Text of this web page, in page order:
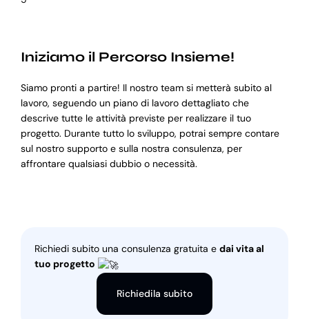
Iniziamo il Percorso Insieme!
Siamo pronti a partire! Il nostro team si metterà subito al
lavoro, seguendo un piano di lavoro dettagliato che
descrive tutte le attività previste per realizzare il tuo
progetto. Durante tutto lo sviluppo, potrai sempre contare
sul nostro supporto e sulla nostra consulenza, per
affrontare qualsiasi dubbio o necessità.
Richiedi subito una consulenza gratuita e dai vita al
tuo progetto
Richiedila subito